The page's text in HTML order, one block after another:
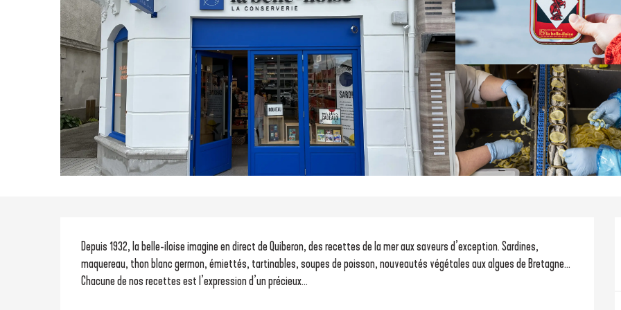
Description
Depuis 1932, la belle-iloise imagine en direct de Quiberon, des recettes de la mer aux saveurs d’exception. Sardines,
maquereau, thon blanc germon, émiettés, tartinables, soupes de poisson, nouveautés végétales aux algues de Bretagne…
Chacune de nos recettes est l’expression d’un précieux...